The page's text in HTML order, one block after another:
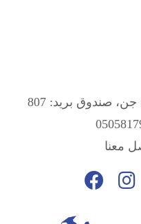
صندوق بريد: 807
معنا